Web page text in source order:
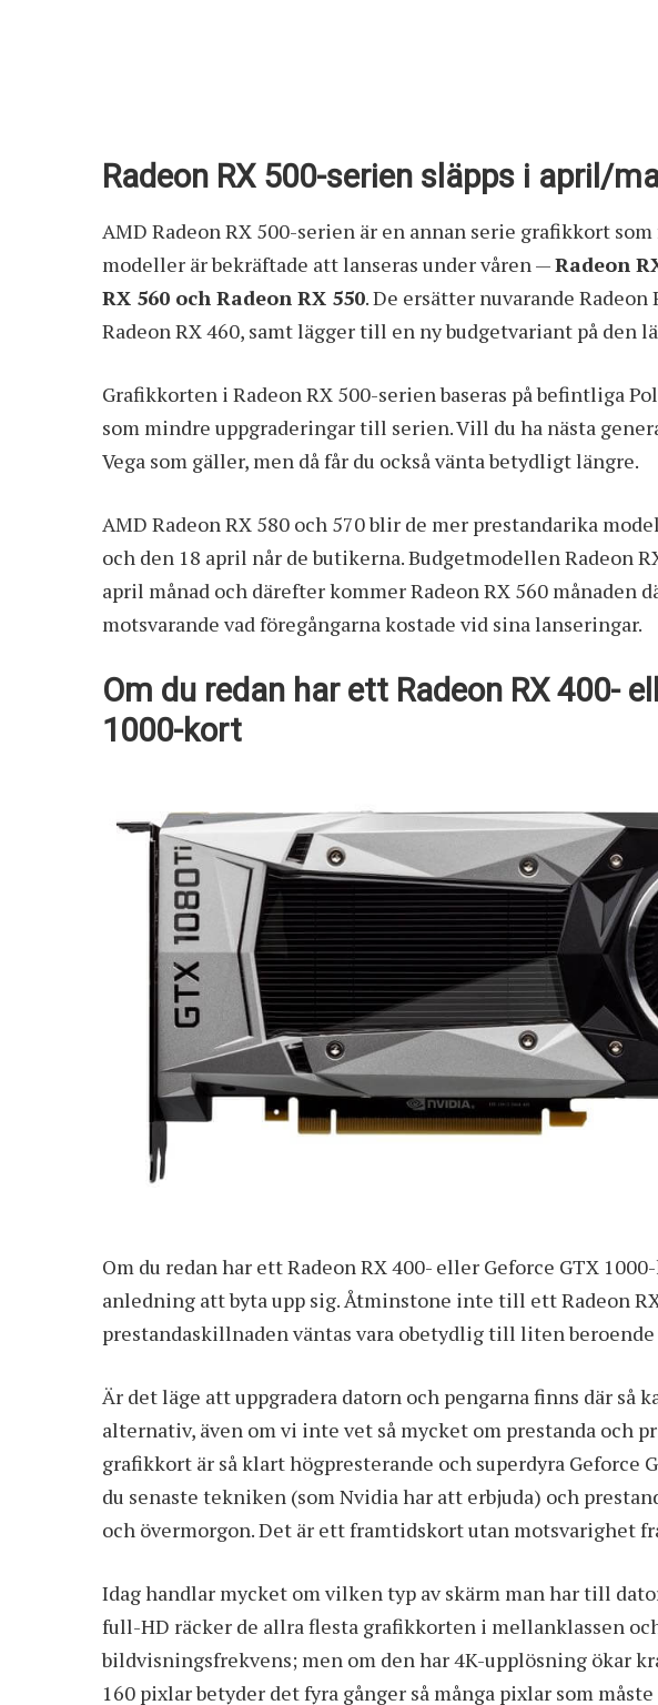
Radeon RX 500-serien släpps i april/
AMD Radeon RX 500-serien är en annan serie grafikkort
modeller är bekräftade att lanseras under våren —Radeon
RX 560 och Radeon RX 550. De ersätter nuvarande Radeon
Radeon RX 460, samt lägger till en ny budgetvariant på den
Grafikkorten i Radeon RX 500-serien baseras på befintliga
som mindre uppgraderingar till serien. Vill du ha nästa
Vega som gäller, men då får du också vänta betydligt längre.
AMD Radeon RX 580 och 570 blir de mer prestandarika
och den 18 april når de butikerna. Budgetmodellen Radeon
april månad och därefter kommer Radeon RX 560 månaden
motsvarande vad föregångarna kostade vid sina lanseringar.
Om du redan har ett Radeon RX 400-
1000-kort
Om du redan har ett Radeon RX 400- eller Geforce GTX
anledning att byta upp sig. Åtminstone inte till ett Radeon
prestandaskillnaden väntas vara obetydlig till liten
Är det läge att uppgradera datorn och pengarna finns där så
alternativ, även om vi inte vet så mycket om prestanda och
grafikkort är så klart högpresterande och superdyra Geforce
du senaste tekniken (som Nvidia har att erbjuda) och
och övermorgon. Det är ett framtidskort utan motsvarighet
Idag handlar mycket om vilken typ av skärm man har till
full-HD räcker de allra flesta grafikkorten i mellanklassen
bildvisningsfrekvens; men om den har 4K-upplösning ökar
160 pixlar betyder det fyra gånger så många pixlar som